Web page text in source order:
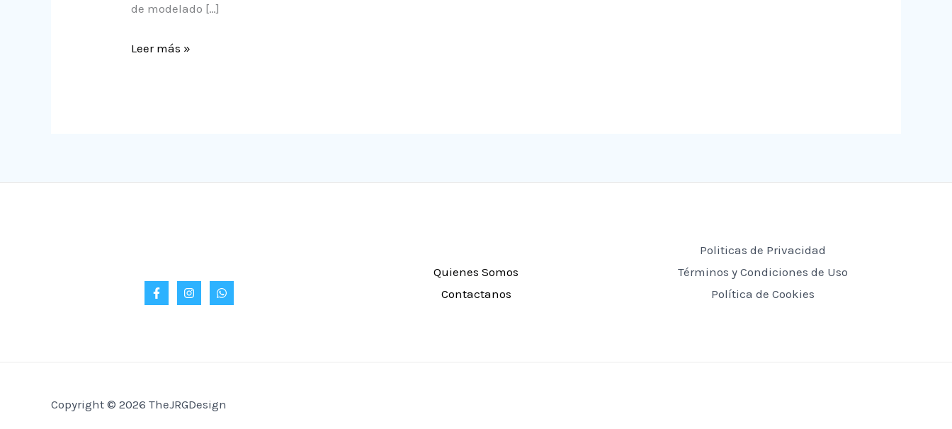
de modelado […]
Leer más »
Quienes Somos
Contactanos
Politicas de Privacidad
Términos y Condiciones de Uso
Política de Cookies
Copyright © 2026 TheJRGDesign